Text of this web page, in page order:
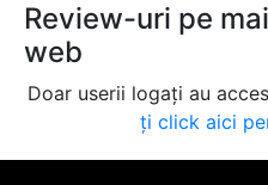
Review-uri pe
web
Doar userii logați au
ți click aici